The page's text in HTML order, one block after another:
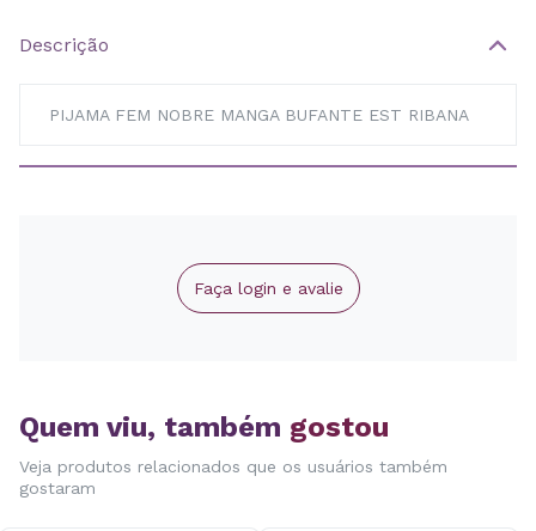
Descrição
PIJAMA FEM NOBRE MANGA BUFANTE EST RIBANA
Faça login e avalie
Quem viu, também gostou
Veja produtos relacionados que os usuários também
gostaram